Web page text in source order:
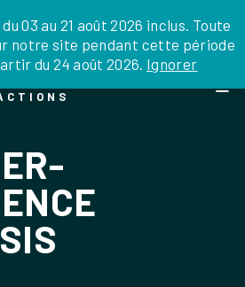
03 au 21 août 2026 inclus. Toute
notre site pendant cette période
du 24 août 2026. Ignorer
NOUS SOUTENIR
DEPUIS LA FRANCE
DEPUIS L’INTERNATIONAL
EN TANT QU’ORGANISATION
0 ARTICLE